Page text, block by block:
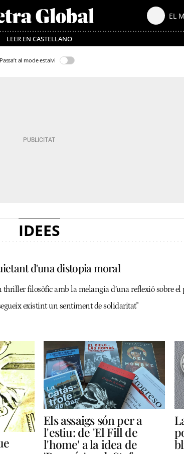
LEER EN CASTELLANO
Passa’t al mode estalvi
IDEES
d'una distopia moral
thriller filosòfic amb la melangia d’una reflexió sobre
existint un sentiment de solidaritat"
Els assaigs són per a
l'estiu: de 'El Fill de
l'home' a la idea de